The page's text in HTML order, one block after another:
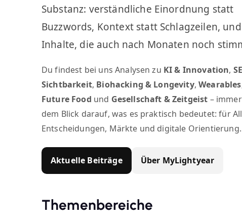
Substanz: verständliche Einordnung statt
Buzzwords, Kontext statt Schlagzeilen, und
Inhalte, die auch nach Monaten noch
Du findest bei uns Analysen zu KI & Innovation,
Sichtbarkeit, Biohacking & Longevity,Wearables
Future Food und Gesellschaft & Zeitgeist –
dem Blick darauf, was es praktisch bedeutet: für
Entscheidungen, Märkte und digitale Orientierung.
Aktuelle Beiträge Über MyLightyear
Themenbereiche